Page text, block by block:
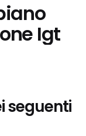
Igt
seguenti